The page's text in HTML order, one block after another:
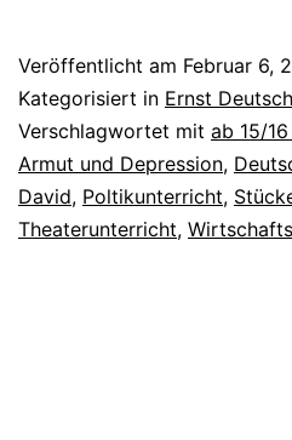
Veröffentlicht am Februar 6,
Kategorisiert in Ernst
Verschlagwortet mit ab 15/
Armut und Depression,
David, Poltikunterricht,
Theaterunterricht,